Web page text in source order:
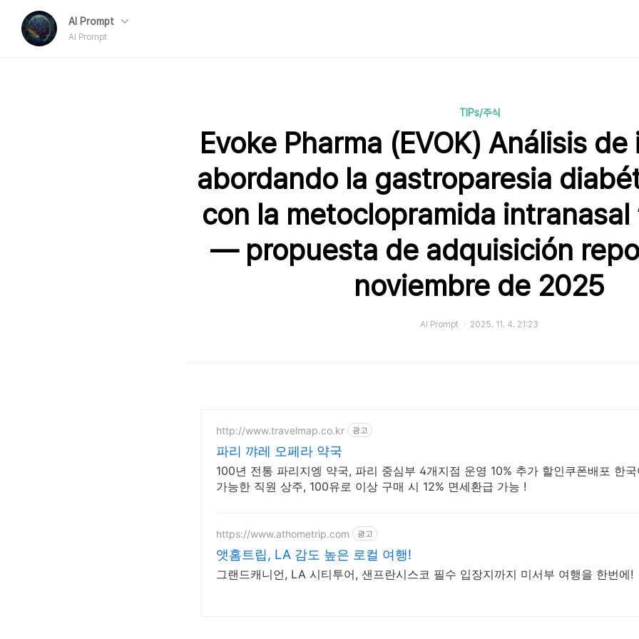
AI Prompt
AI Prompt
TIPs/주식
Evoke Pharma (EVOK) Análisis
abordando la gastroparesia
con la metoclopramida intranasal
— propuesta de adquisición
noviembre de 2025
AI Prompt 2025. 11. 4. 21:23
http://www.travelmap.co.kr 광고
파리 꺄레 오페라 약국
100년 전통 파리지엥 약국, 파리 중심부 4개지점 운영 10% 추가 할인쿠폰배포 한
가능한 직원 상주, 100유로 이상 구매 시 12% 면세환급 가능 !
https://www.athometrip.com 광고
앳홈트립, LA 감도 높은 로컬 여행!
그랜드캐니언, LA 시티투어, 샌프란시스코 필수 입장지까지 미서부 여행을 한번에!